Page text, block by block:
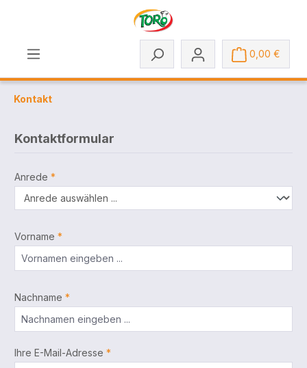
0,00 €
Kontakt
Kontaktformular
Anrede *
Vorname *
Nachname *
Ihre E-Mail-Adresse *